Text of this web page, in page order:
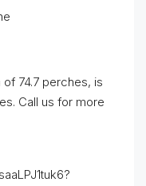
of 74.7 perches, is
Call us for more